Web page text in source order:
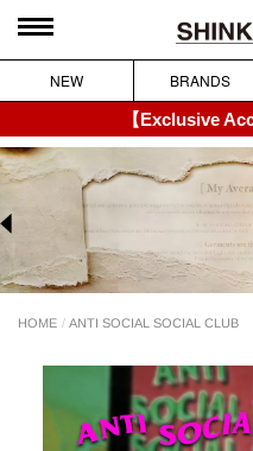
NEW BRANDS
【Exclusive
HOME ANTI SOCIAL SOCIAL CLUB